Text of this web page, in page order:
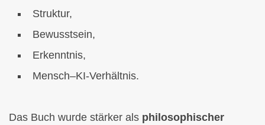
Struktur,
Bewusstsein,
Erkenntnis,
Mensch–KI-Verhältnis.
Das Buch wurde stärker als philosophischer